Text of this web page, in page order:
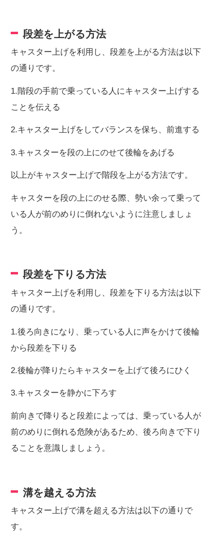
段差を上がる方法
キャスター上げを利用し、段差を上がる方法は以下
の通りです。
1.階段の手前で乗っている人にキャスター上げする
ことを伝える
2.キャスター上げをしてバランスを保ち、前進する
3.キャスターを段の上にのせて後輪をあげる
以上がキャスター上げで階段を上がる方法です。
キャスターを段の上にのせる際、勢い余って乗って
いる人が前のめりに倒れないように注意しましょ
う。
段差を下りる方法
キャスター上げを利用し、段差を下りる方法は以下
の通りです。
1.後ろ向きになり、乗っている人に声をかけて後輪
から段差を下りる
2.後輪が降りたらキャスターを上げて後ろにひく
3.キャスターを静かに下ろす
前向きで降りると段差によっては、乗っている人が
前のめりに倒れる危険があるため、後ろ向きで下り
ることを意識しましょう。
溝を越える方法
キャスター上げで溝を超える方法は以下の通りで
す。